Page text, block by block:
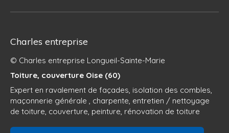
Charles entreprise
© Charles entreprise Longueil-Sainte-Marie
Toiture, couverture Oise (60)
Expert en ravalement de façades, isolation des combles,
maçonnerie générale , charpente, entretien / nettoyage
de toiture, couverture, peinture, rénovation de toiture